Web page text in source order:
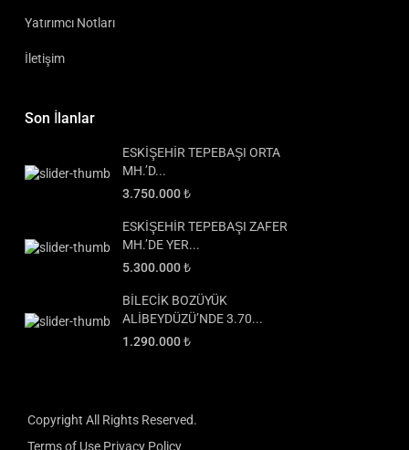
Yatırımcı Notları
İletişim
Son İlanlar
ESKİŞEHİR TEPEBAŞI ORTA
MH.’D...
3.750.000 ₺
ESKİŞEHİR TEPEBAŞI ZAFER
MH.’DE YER...
5.300.000 ₺
BİLECİK BOZÜYÜK
ALİBEYDÜZÜ’NDE 3.70...
1.290.000 ₺
Copyright All Rights Reserved.
Terms of Use Privacy Policy